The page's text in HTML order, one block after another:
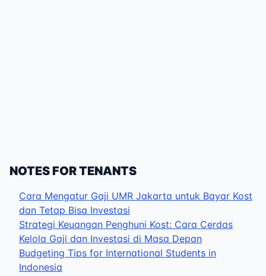
NOTES FOR TENANTS
Cara Mengatur Gaji UMR Jakarta untuk Bayar Kost
dan Tetap Bisa Investasi
Strategi Keuangan Penghuni Kost: Cara Cerdas
Kelola Gaji dan Investasi di Masa Depan
Budgeting Tips for International Students in
Indonesia